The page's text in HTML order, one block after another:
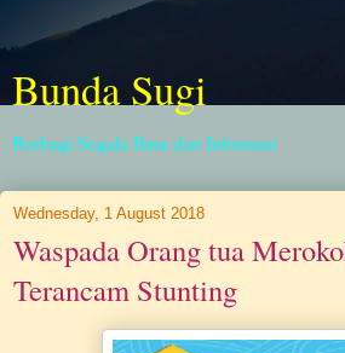
Bunda Sugi
Berbagi Segala Ilmu dan Informasi
Wednesday, 1 August 2018
Waspada Orang tua
Terancam Stunting